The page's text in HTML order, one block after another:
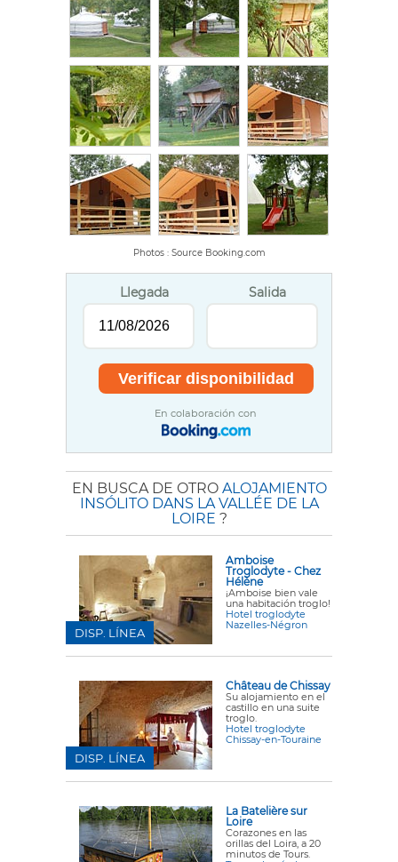
Photos : Source Booking.com
Llegada Salida
En colaboración con
EN BUSCA DE OTRO ALOJAMIENTO
INSÓLITO DANS LA VALLÉE DE LA
LOIRE ?
Amboise
Troglodyte - Chez
Hélène
¡Amboise bien vale
una habitación troglo!
Hotel troglodyte
Nazelles-Négron
DISP. LÍNEA
Château de Chissay
Su alojamiento en el
castillo en una suite
troglo.
Hotel troglodyte
Chissay-en-Touraine
DISP. LÍNEA
La Batelière sur
Loire
Corazones en las
orillas del Loira, a 20
minutos de Tours.